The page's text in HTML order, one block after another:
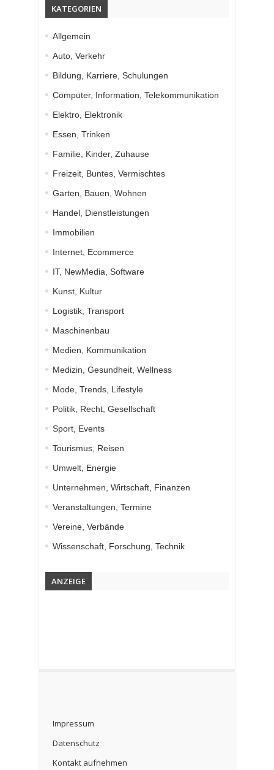
KATEGORIEN
Allgemein
Auto, Verkehr
Bildung, Karriere, Schulungen
Computer, Information, Telekommunikation
Elektro, Elektronik
Essen, Trinken
Familie, Kinder, Zuhause
Freizeit, Buntes, Vermischtes
Garten, Bauen, Wohnen
Handel, Dienstleistungen
Immobilien
Internet, Ecommerce
IT, NewMedia, Software
Kunst, Kultur
Logistik, Transport
Maschinenbau
Medien, Kommunikation
Medizin, Gesundheit, Wellness
Mode, Trends, Lifestyle
Politik, Recht, Gesellschaft
Sport, Events
Tourismus, Reisen
Umwelt, Energie
Unternehmen, Wirtschaft, Finanzen
Veranstaltungen, Termine
Vereine, Verbände
Wissenschaft, Forschung, Technik
ANZEIGE
Impressum
Datenschutz
Kontakt aufnehmen